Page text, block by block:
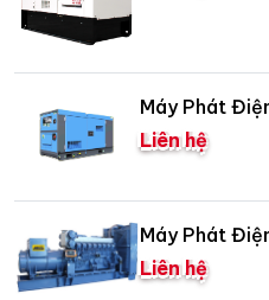
Máy Phát
Liên hệ
Máy Phát
Liên hệ